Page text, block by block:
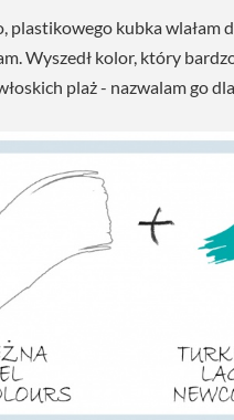
plastikowego kubka wlałam
Wyszedł kolor, który
plaż - nazwalam go